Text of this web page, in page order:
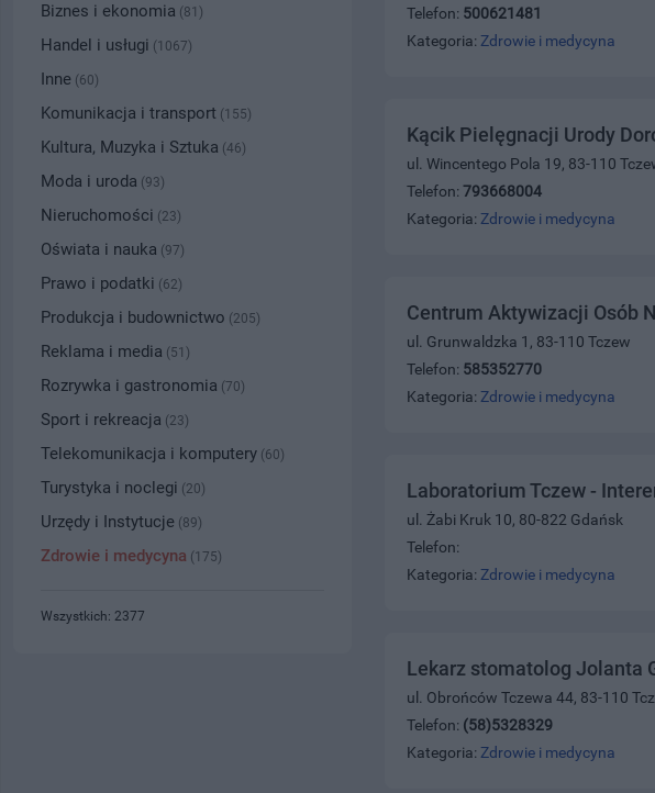
Telefon: 500621481
Kategoria: Zdrowie i medycyna
Kącik Pielęgnacji Urody
ul. Wincentego Pola 19, 83-110
Telefon: 793668004
Kategoria: Zdrowie i medycyna
Centrum Aktywizacji Osób
ul. Grunwaldzka 1, 83-110 Tczew
Telefon: 585352770
Kategoria: Zdrowie i medycyna
Laboratorium Tczew -
ul. Żabi Kruk 10, 80-822 Gdańsk
Telefon:
Kategoria: Zdrowie i medycyna
Lekarz stomatolog Jolanta
ul. Obrońców Tczewa 44, 83-110
Telefon: (58)5328329
Kategoria: Zdrowie i medycyna
Biznes i ekonomia (81)
Handel i usługi (1067)
Inne (60)
Komunikacja i transport (155)
Kultura, Muzyka i Sztuka (46)
Moda i uroda (93)
Nieruchomości (23)
Oświata i nauka (97)
Prawo i podatki (62)
Produkcja i budownictwo (205)
Reklama i media (51)
Rozrywka i gastronomia (70)
Sport i rekreacja (23)
Telekomunikacja i komputery (60)
Turystyka i noclegi (20)
Urzędy i Instytucje (89)
Zdrowie i medycyna (175)
Wszystkich: 2377